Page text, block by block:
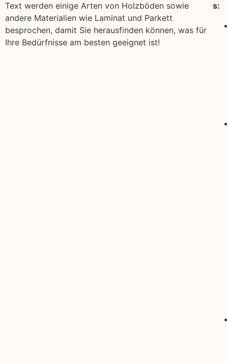
Text werden einige Arten von Holzböden sowie
andere Materialien wie Laminat und Parkett
besprochen, damit Sie herausfinden können, was für
Ihre Bedürfnisse am besten geeignet ist!
s: